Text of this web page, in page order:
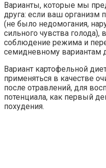
Варианты, которые мы
друга: если ваш организм
(не было недомогания,
сильного чувства
соблюдение режима и
семидневному вариантам
Вариант картофельной
применяться в качестве
после отравлений, для
потенциала, как первый
похудения.